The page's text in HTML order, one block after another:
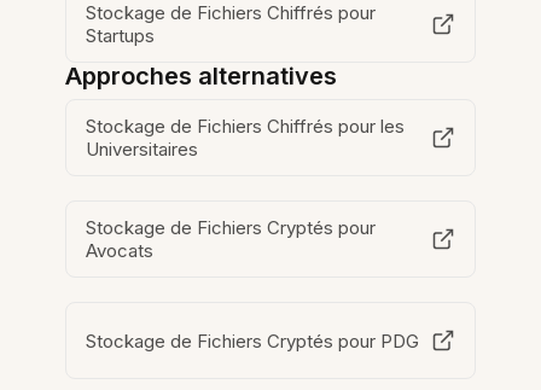
Stockage de Fichiers Chiffrés pour
Startups
Approches alternatives
Stockage de Fichiers Chiffrés pour les
Universitaires
Stockage de Fichiers Cryptés pour
Avocats
Stockage de Fichiers Cryptés pour PDG